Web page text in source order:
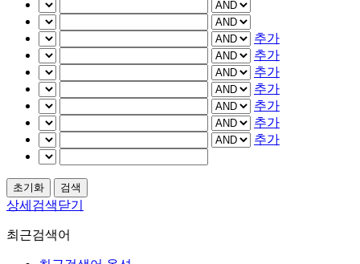
추가
추가
추가
추가
추가
추가
추가
상세검색닫기
최근검색어